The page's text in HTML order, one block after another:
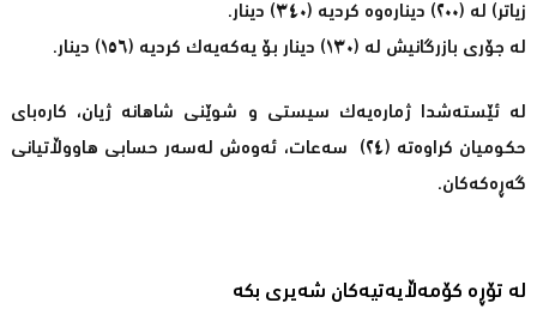
زیاتر) لە (٢٠٠) دینارەوە کردیە (٣٤٠) دینار.
لە جۆری‌ بازرگانیش لە (١٣٠) دینار بۆ یەکەیەک کردیە (١٥٦) دینار.
لە ئێستەشدا ژمارەیەک سیستی‌ و شوێنی‌ شاهانە ژیان، کارەبای‌
حکومیان کراوەتە (٢٤) سەعات، ئەوەش لەسەر حسابی‌ هاووڵاتیانی‌
گەڕەکەکان.
لە تۆڕە کۆمەڵایەتیەکان شەیری بکە